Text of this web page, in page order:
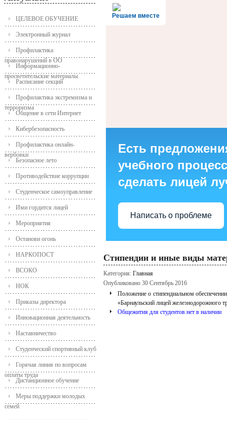
ЦЕЛЕВОЕ ОБУЧЕНИЕ
Электронный журнал
Профилактика
правонарушений в ОО
Информационно-
просветительские материалы
Расписание секций
Профилактика экстремизма и
терроризма
Общение в сети Интернет
Кибербезопасность
Профилактика онлайн-
вербовки
Безопасное лето
Противодействие коррупции
Студенческое самоуправление
Ими гордится лицей
Мероприятия
Останови огонь
НАРКОПОСТ
ВСОКО
НОК
Приказы директора
Инновационная деятельность
Наставничество
Студенческий спортивный клуб
Горячая линия по вопросам
оплаты труда
Дистанционное обучение
Меры поддержки молодых
семей
Решаем вместе
Есть
учебного
сделать лицей
Написать о проблеме
Стипендии и иные виды
Категория: Главная
Опубликовано 30 Сентябрь 2016
Положение о стипендиальном
«Барнаульский лицей железнодорожного
Общежития для студентов нет в наличии